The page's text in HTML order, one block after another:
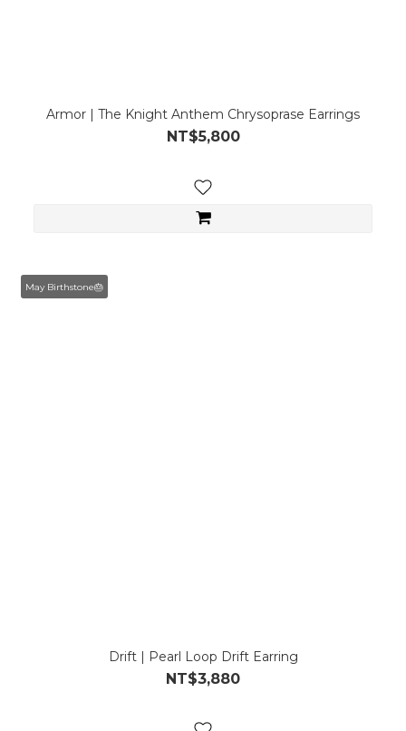
Armor | The Knight Anthem Chrysoprase Earrings
NT$5,800
May Birthstone🎂
Drift | Pearl Loop Drift Earring
NT$3,880